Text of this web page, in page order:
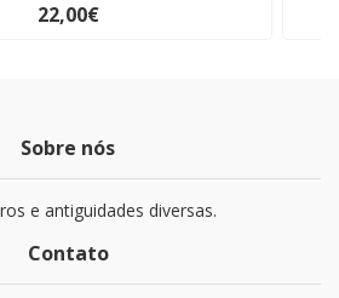
22,00€
Sobre nós
e antiguidades diversas.
Contato